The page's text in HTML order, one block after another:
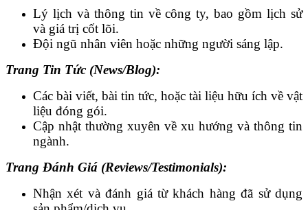
Lý lịch và thông tin về công ty, bao gồm lịch sử
và giá trị cốt lõi.
Đội ngũ nhân viên hoặc những người sáng lập.
Trang Tin Tức (News/Blog):
Các bài viết, bài tin tức, hoặc tài liệu hữu ích về vật
liệu đóng gói.
Cập nhật thường xuyên về xu hướng và thông tin
ngành.
Trang Đánh Giá (Reviews/Testimonials):
Nhận xét và đánh giá từ khách hàng đã sử dụng